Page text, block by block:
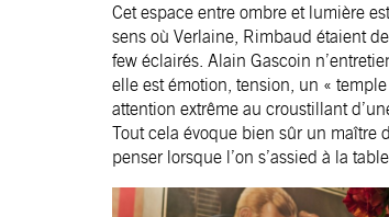
Cet espace entre ombre et lumière
sens où Verlaine, Rimbaud étaient
few éclairés. Alain Gascoin
elle est émotion, tension, un «
attention extrême au croustillant
Tout cela évoque bien sûr un maître
penser lorsque l’on s’assied à la